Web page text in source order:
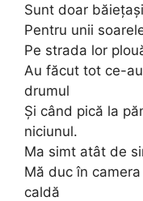
Sunt doar
Pentru unii
Pe strada lor
Au făcut tot ce-
drumul
Și când pică la
niciunul.
Ma simt atât de
Mă duc în
caldă